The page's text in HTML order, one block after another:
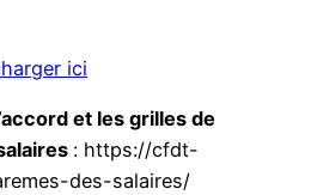
ici
et les grilles de
: https://cfdt-
des-salaires/